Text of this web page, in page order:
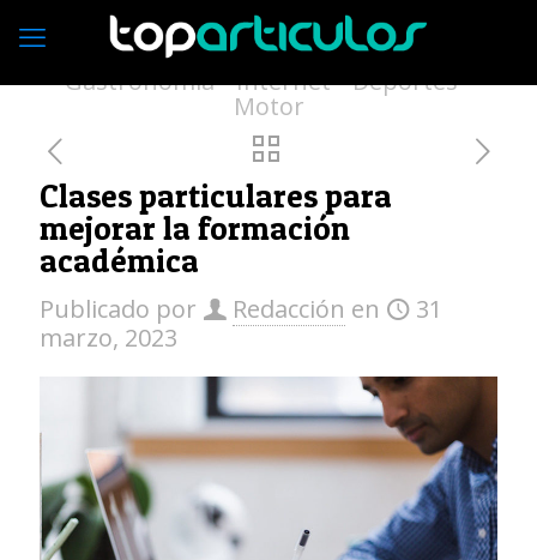
Economía Empresas Vivienda
Moda Turismo Medio ambiente
Gastronomía Internet Deportes
Motor
Clases particulares para
mejorar la formación
académica
Publicado por Redacción en
31
marzo, 2023